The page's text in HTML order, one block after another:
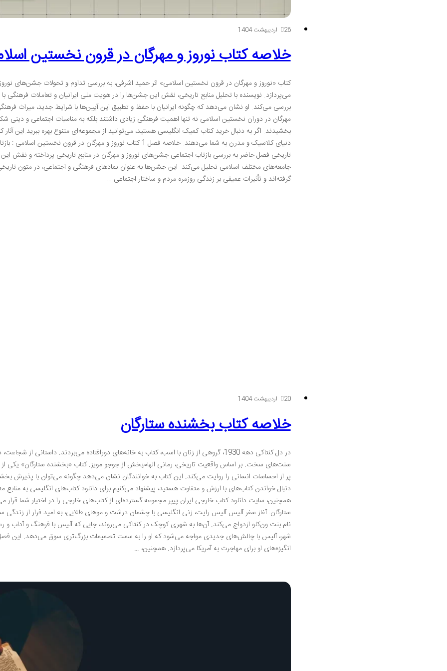
26 اردیبهشت 1404
خلاصه کتاب نوروز و مهرگان در قرون نخستین
کتاب «نوروز و مهرگان در قرون نخستین اسلامی» اثر حمید اشرفی، به بررسی تداوم و تحولات جشن‌های
می‌پردازد. نویسنده با تحلیل منابع تاریخی، نقش این جشن‌ها را در هویت ملی ایرانیان و تعاملات
بررسی می‌کند. او نشان می‌دهد که چگونه ایرانیان با حفظ و تطبیق این آیین‌ها با شرایط جدید، میراث
مهرگان در دوران نخستین اسلامی نه تنها اهمیت فرهنگی زیادی داشتند بلکه به مناسبات اجتماعی و دینی
بخشیدند. اگر به دنبال خرید کتاب کمیک انگلیسی هستید، می‌توانید از مجموعه‌ای متنوع بهره ببرید.این
دنیای کلاسیک و مدرن به شما می‌دهند. خلاصه فصل 1 کتاب نوروز و مهرگان در قرون
تاریخی فصل حاضر به بررسی بازتاب اجتماعی جشن‌های نوروز و مهرگان در منابع تاریخی پرداخته و نقش
جامعه‌های مختلف اسلامی تحلیل می‌کند. این جشن‌ها به عنوان نمادهای فرهنگی و اجتماعی، در متون
گرفته‌اند و تأثیرات عمیقی بر زندگی روزمره مردم و ساختار اجتماعی …
20 اردیبهشت 1404
خلاصه کتاب بخشنده ستارگان
در دل کنتاکی دهه 1930، گروهی از زنان با اسب، کتاب به خانه‌های دورافتاده می‌بردند. داستانی از
سنت‌های سخت. بر اساس واقعیت تاریخی، رمانی الهام‌بخش از جوجو مویز. کتاب «بخشنده ستارگان» یکی
پر از احساسات انسانی را روایت می‌کند. این کتاب به خوانندگان نشان می‌دهد چگونه می‌توان با پذیرش
دنبال خواندن کتاب‌های با ارزش و متفاوت هستید، پیشنهاد می‌کنیم برای دانلود کتاب‌های انگلیسی به منابع
ستارگان: آغاز سفر آلیس آلیس رایت، زنی انگلیسی با چشمان درشت و موهای طلایی، به امید فرار از زندگی
نام بنت ون‌کلو ازدواج می‌کند. آن‌ها به شهری کوچک در کنتاکی می‌روند، جایی که آلیس با فرهنگ و آداب و
شهر، آلیس با چالش‌های جدیدی مواجه می‌شود که او را به سمت تصمیمات بزرگ‌تری سوق می‌دهد. این
انگیزه‌های او برای مهاجرت به آمریکا می‌پردازد. همچنین، …